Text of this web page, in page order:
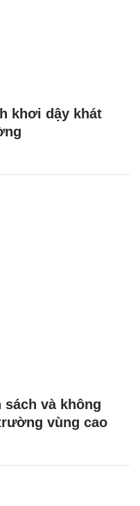
khơi dậy khát
và không
vùng cao